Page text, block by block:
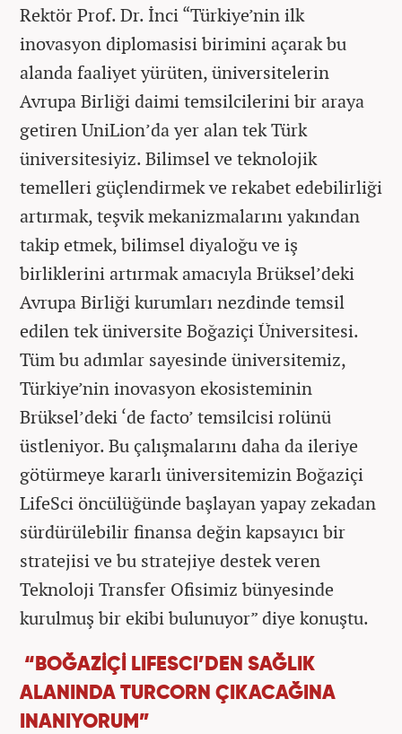
Rektör Prof. Dr. İnci “Türkiye’nin ilk
inovasyon diplomasisi birimini açarak bu
alanda faaliyet yürüten, üniversitelerin
Avrupa Birliği daimi temsilcilerini bir araya
getiren UniLion’da yer alan tek Türk
üniversitesiyiz. Bilimsel ve teknolojik
temelleri güçlendirmek ve rekabet edebilirliği
artırmak, teşvik mekanizmalarını yakından
takip etmek, bilimsel diyaloğu ve iş
birliklerini artırmak amacıyla Brüksel’deki
Avrupa Birliği kurumları nezdinde temsil
edilen tek üniversite Boğaziçi Üniversitesi.
Tüm bu adımlar sayesinde üniversitemiz,
Türkiye’nin inovasyon ekosisteminin
Brüksel’deki ‘de facto’ temsilcisi rolünü
üstleniyor. Bu çalışmalarını daha da ileriye
götürmeye kararlı üniversitemizin Boğaziçi
LifeSci öncülüğünde başlayan yapay zekadan
sürdürülebilir finansa değin kapsayıcı bir
stratejisi ve bu stratejiye destek veren
Teknoloji Transfer Ofisimiz bünyesinde
kurulmuş bir ekibi bulunuyor” diye konuştu.
“BOĞAZİÇİ LIFESCI’DEN SAĞLIK
ALANINDA TURCORN ÇIKACAĞINA
INANIYORUM”